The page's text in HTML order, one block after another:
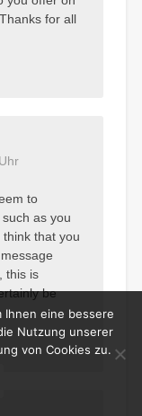
for all
to
as you
that you
this is
be
Ihnen eine bessere
Nutzung unserer
von Cookies zu.